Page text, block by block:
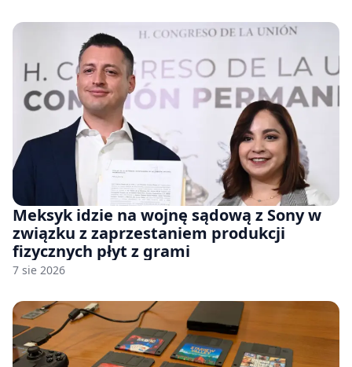
Meksyk idzie na wojnę sądową z Sony w
związku z zaprzestaniem produkcji
fizycznych płyt z grami
7 sie 2026